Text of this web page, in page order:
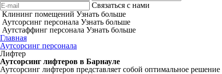
Связаться с нами
Клининг помещений Узнать больше
Аутсорсинг персонала Узнать больше
Аутстаффинг персонала Узнать больше
Главная
Аутсорсинг персонала
Лифтер
Аутсорсинг лифтеров в Барнауле
Аутсорсинг лифтеров представляет собой оптимальное решение